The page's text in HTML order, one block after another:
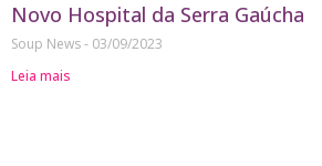
Novo Hospital da Serra Gaúcha
Soup News
03/09/2023
Leia mais